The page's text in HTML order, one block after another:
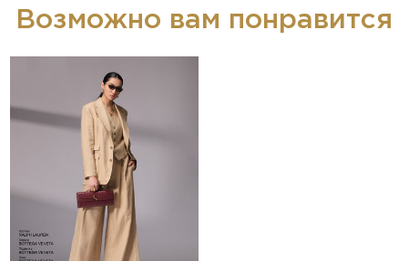
Возможно вам понравится